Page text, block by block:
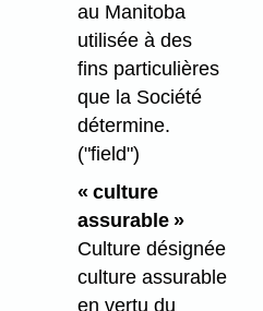
au Manitoba
utilisée à des
fins particulières
que la Société
détermine.
("field")
« culture
assurable »
Culture désignée
culture assurable
en vertu du